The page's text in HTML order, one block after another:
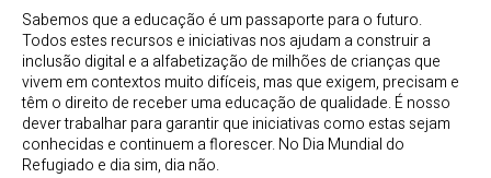
Sabemos que a educação é um passaporte para o futuro.
Todos estes recursos e iniciativas nos ajudam a construir a
inclusão digital e a alfabetização de milhões de crianças que
vivem em contextos muito difíceis, mas que exigem, precisam e
têm o direito de receber uma educação de qualidade. É nosso
dever trabalhar para garantir que iniciativas como estas sejam
conhecidas e continuem a florescer. No Dia Mundial do
Refugiado e dia sim, dia não.